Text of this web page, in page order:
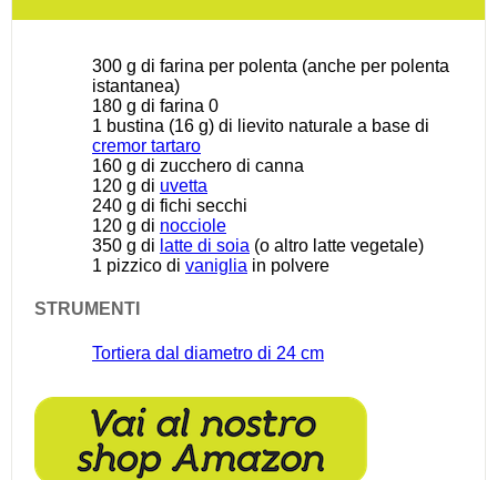
300 g di farina per polenta (anche per polenta
istantanea)
180 g di farina 0
1 bustina (16 g) di lievito naturale a base di
cremor tartaro
160 g di zucchero di canna
120 g di uvetta
240 g di fichi secchi
120 g di nocciole
350 g di latte di soia (o altro latte vegetale)
1 pizzico di vaniglia in polvere
STRUMENTI
Tortiera dal diametro di 24 cm